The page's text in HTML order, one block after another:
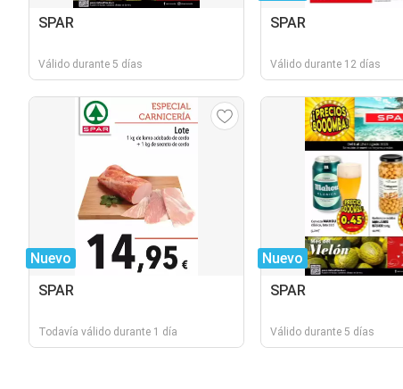
SPAR
Válido durante 5 días
SPAR
Válido durante 12 días
Nuevo
SPAR
Todavía válido durante 1 día
Nuevo
SPAR
Válido durante 5 días